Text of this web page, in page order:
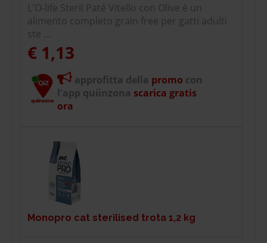
L'O-life Steril Paté Vitello con Olive è un
alimento completo grain free per gatti adulti
ste ...
€ 1,13
approfitta della promo con
l'app quiinzona scarica gratis
ora
Monopro cat sterilised trota 1,2 kg